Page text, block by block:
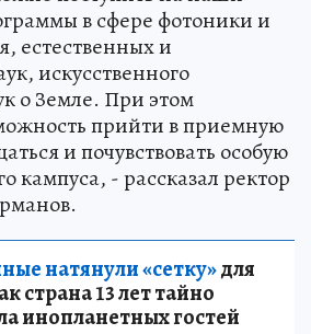
в сфере фотоники и
естественных и
искусственного
о Земле. При этом
прийти в приемную
и почувствовать особую
кампуса, - рассказал ректор
натянули «сетку»для
страна 13 лет тайно
инопланетных гостей